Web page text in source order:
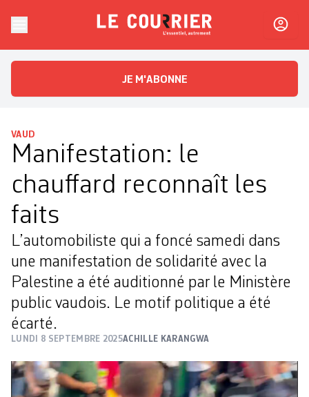
Le CourrierL'essentiel, autrement
JE M'ABONNE
VAUD
Manifestation: le
chauffard reconnaît les
faits
L’automobiliste qui a foncé samedi dans
une manifestation de solidarité avec la
Palestine a été auditionné par le Ministère
public vaudois. Le motif politique a été
écarté.
LUNDI 8 SEPTEMBRE 2025ACHILLE KARANGWA